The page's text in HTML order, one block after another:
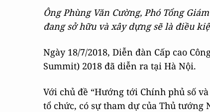
Ông Phùng Văn Cường, Phó Tổng
đang sở hữu và xây dựng sẽ là điều
Ngày 18/7/2018, Diễn đàn Cấp cao
Summit) 2018 đã diễn ra tại Hà Nội.
Với chủ đề “Hướng tới Chính phủ số
tổ chức, có sự tham dự của Thủ tướng